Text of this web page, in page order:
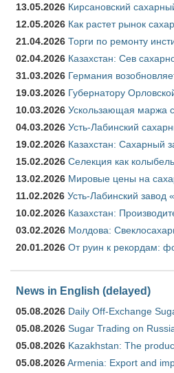
13.05.2026 Кирсановский
12.05.2026 Как растет рынок
21.04.2026 Торги по ремонту
02.04.2026 Казахстан: Сев
31.03.2026 Германия
19.03.2026 Губернатору
10.03.2026 Ускользающая маржа
04.03.2026 Усть-Лабинский
19.02.2026 Казахстан: Сахарный
15.02.2026 Селекция как
13.02.2026 Мировые цены на
11.02.2026 Усть-Лабинский завод
10.02.2026 Казахстан:
03.02.2026 Молдова:
20.01.2026 От руин к рекордам:
News in English (delayed)
05.08.2026 Daily Off-Exchange
05.08.2026 Sugar Trading on
05.08.2026 Kazakhstan: The
05.08.2026Armenia: Export and